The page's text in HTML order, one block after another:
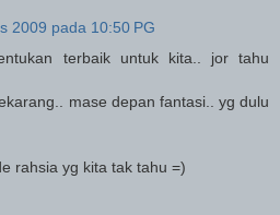
2009 pada 10:50 PG
terbaik untuk kita.. jor tahu
mase depan fantasi.. yg dulu
rahsia yg kita tak tahu =)